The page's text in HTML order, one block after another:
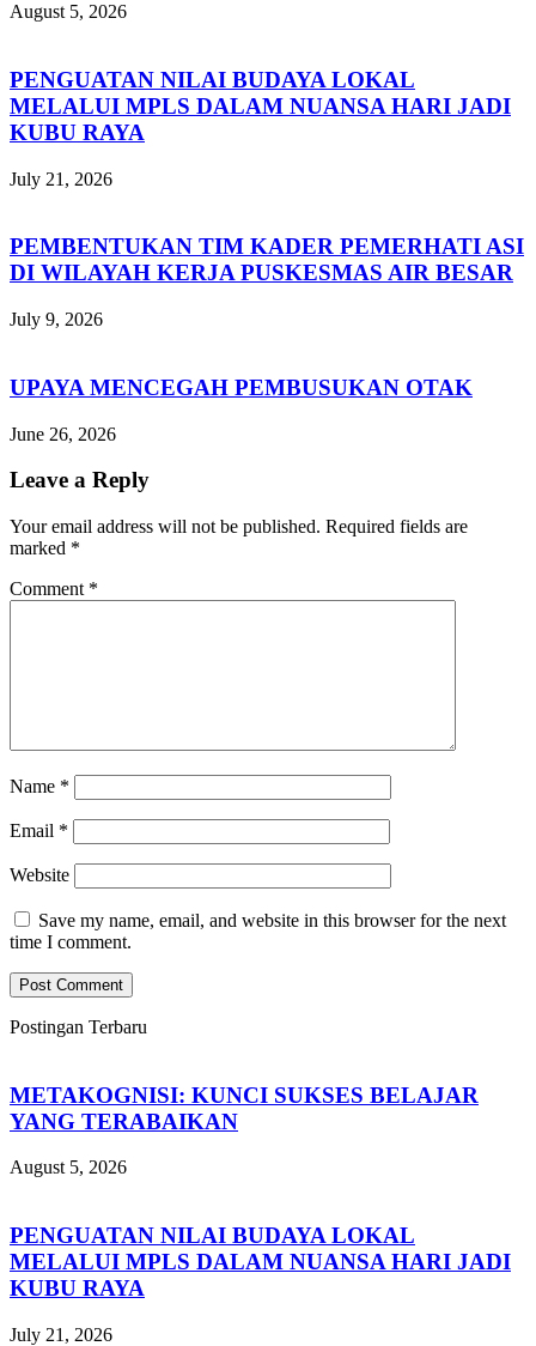
August 5, 2026
PENGUATAN NILAI BUDAYA LOKAL
MELALUI MPLS DALAM NUANSA HARI JADI
KUBU RAYA
July 21, 2026
PEMBENTUKAN TIM KADER PEMERHATI ASI
DI WILAYAH KERJA PUSKESMAS AIR BESAR
July 9, 2026
UPAYA MENCEGAH PEMBUSUKAN OTAK
June 26, 2026
Leave a Reply
Your email address will not be published. Required fields are
marked *
Comment *
Name *
Email *
Website
Save my name, email, and website in this browser for the next
time I comment.
Postingan Terbaru
METAKOGNISI: KUNCI SUKSES BELAJAR
YANG TERABAIKAN
August 5, 2026
PENGUATAN NILAI BUDAYA LOKAL
MELALUI MPLS DALAM NUANSA HARI JADI
KUBU RAYA
July 21, 2026